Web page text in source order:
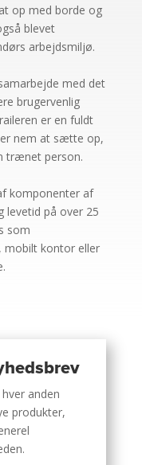
op med borde og
blevet
arbejdsmiljø.
med det
brugervenlig
er en fuldt
nem at sætte op,
trænet person.
komponenter af
levetid på over 25
som
mobilt kontor eller
anden
produkter,